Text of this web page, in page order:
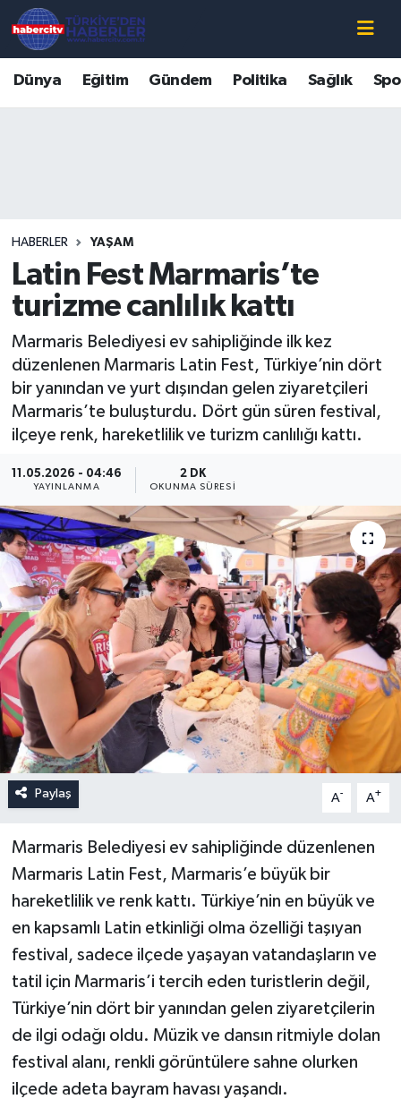
Dünya Eğitim Gündem Politika Sağlık
HABERLER YAŞAM
Latin Fest Marmaris’te
turizme canlılık kattı
Marmaris Belediyesi ev sahipliğinde ilk kez
düzenlenen Marmaris Latin Fest, Türkiye’nin dört
bir yanından ve yurt dışından gelen ziyaretçileri
Marmaris’te buluşturdu. Dört gün süren festival,
ilçeye renk, hareketlilik ve turizm canlılığı kattı.
11.05.2026 - 04:46
YAYINLANMA
2 DK
OKUNMA SÜRESI
Paylaş A- A+
Marmaris Belediyesi ev sahipliğinde düzenlenen
Marmaris Latin Fest, Marmaris’e büyük bir
hareketlilik ve renk kattı. Türkiye’nin en büyük ve
en kapsamlı Latin etkinliği olma özelliği taşıyan
festival, sadece ilçede yaşayan vatandaşların ve
tatil için Marmaris’i tercih eden turistlerin değil,
Türkiye’nin dört bir yanından gelen ziyaretçilerin
de ilgi odağı oldu. Müzik ve dansın ritmiyle dolan
festival alanı, renkli görüntülere sahne olurken
ilçede adeta bayram havası yaşandı.
Süper Lig Puan Durumu ve Fikstür
Tüm Manşetler
Son Dakika Haberleri
Haber Arşivi